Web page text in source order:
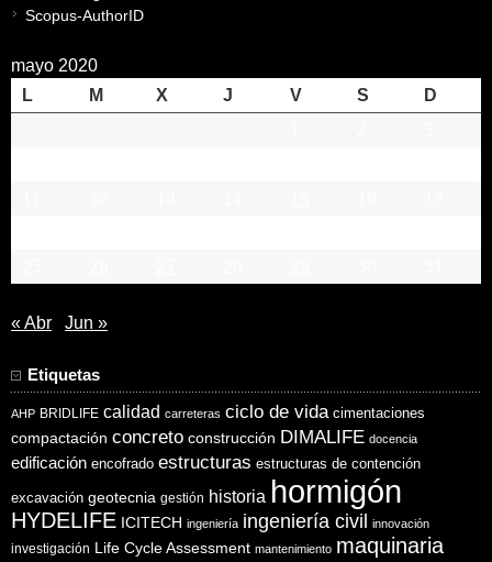
Scopus-AuthorID
mayo 2020
L
M X J V S
D
« Abr Jun »
Etiquetas
AHP BRIDLIFE calidad carreteras ciclo de vida cimentaciones
compactación concreto construcción DIMALIFE docencia
edificación encofrado estructuras estructuras de contención
excavación geotecnia gestión historia hormigón
HYDELIFE ICITECH ingeniería ingeniería civil innovación
investigación Life Cycle Assessment mantenimiento maquinaria